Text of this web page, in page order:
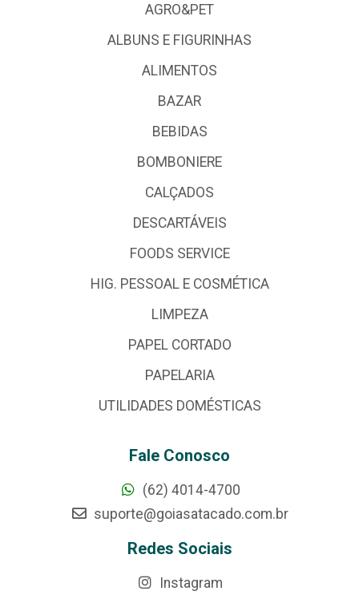
AGRO&PET
ALBUNS E FIGURINHAS
ALIMENTOS
BAZAR
BEBIDAS
BOMBONIERE
CALÇADOS
DESCARTÁVEIS
FOODS SERVICE
HIG. PESSOAL E COSMÉTICA
LIMPEZA
PAPEL CORTADO
PAPELARIA
UTILIDADES DOMÉSTICAS
Fale Conosco
(62) 4014-4700
suporte@goiasatacado.com.br
Redes Sociais
Instagram